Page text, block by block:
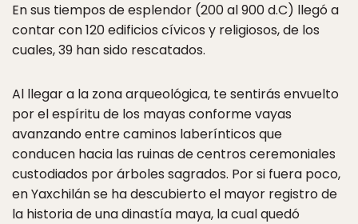
En sus tiempos de esplendor (200 al 900 d.C) llegó a
contar con 120 edificios cívicos y religiosos, de los
cuales, 39 han sido rescatados.
Al llegar a la zona arqueológica, te sentirás envuelto
por el espíritu de los mayas conforme vayas
avanzando entre caminos laberínticos que
conducen hacia las ruinas de centros ceremoniales
custodiados por árboles sagrados. Por si fuera poco,
en Yaxchilán se ha descubierto el mayor registro de
la historia de una dinastía maya, la cual quedó